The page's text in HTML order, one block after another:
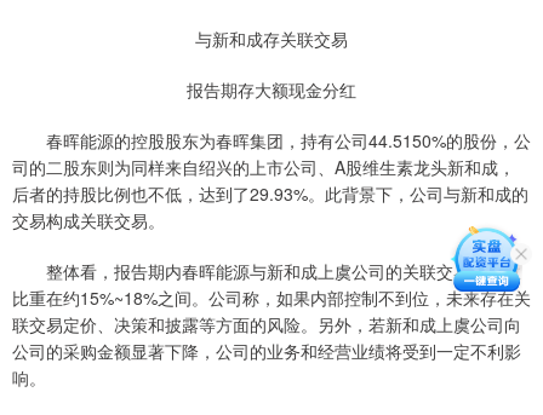
与新和成存关联交易
报告期存大额现金分红
春晖能源的控股股东为春晖集团，持有公司44.5150%的股份，公
司的二股东则为同样来自绍兴的上市公司、A股维生素龙头新和成，
后者的持股比例也不低，达到了29.93%。此背景下，公司与新和成的
交易构成关联交易。
整体看，报告期内春晖能源与新和成上虞公司的关联交易占营收
比重在约15%~18%之间。公司称，如果内部控制不到位，未来存在关
联交易定价、决策和披露等方面的风险。另外，若新和成上虞公司向
公司的采购金额显著下降，公司的业务和经营业绩将受到一定不利影
响。